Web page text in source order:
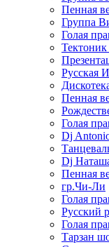
Пенная
Группа
Голая
Тектоник
Русская
Пенная
Голая
Dj
Dj
Пенная
гр.Чи-Ли
Голая
Русский
Голая
Тарзан